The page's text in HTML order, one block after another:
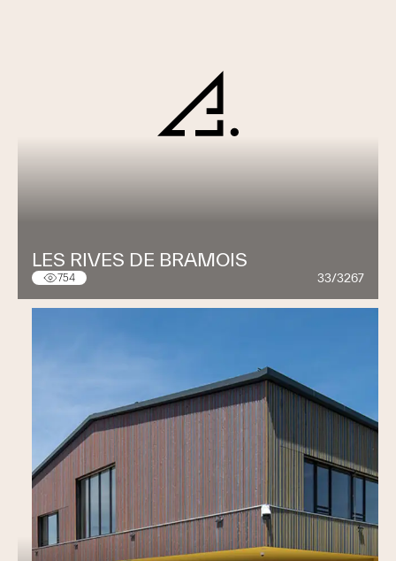
LES RIVES DE BRAMOIS
754 33/3267